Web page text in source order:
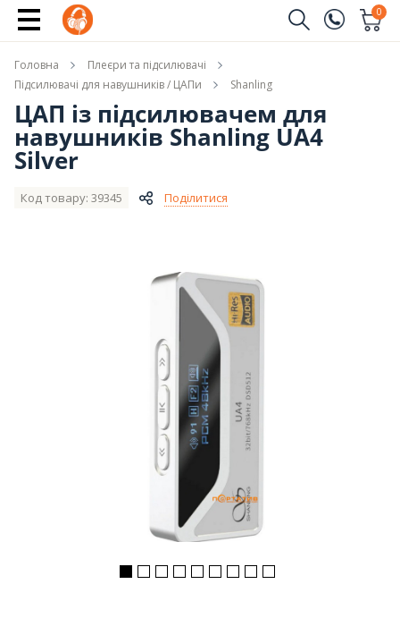
(096)
(044)
0
Ім'я
Телефон
Головна
Плеєри та підсилювачі
Підсилювачі для навушників / ЦАПи
Shanling
ЦАП із підсилювачем для
навушників Shanling UA4
Silver
Код товару: 39345 Поділитися
Повідомити про наявність